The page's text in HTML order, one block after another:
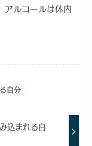
アルコールは体内
自分
込まれる自